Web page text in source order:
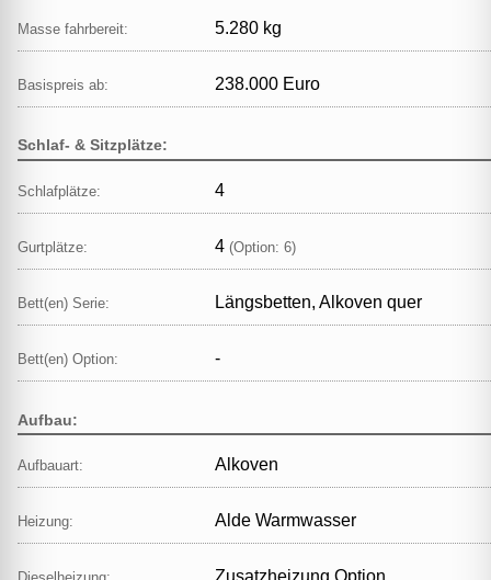
Masse fahrbereit: 5.280 kg
Basispreis ab: 238.000 Euro
Schlaf- & Sitzplätze:
Schlafplätze: 4
Gurtplätze: 4 (Option: 6)
Bett(en) Serie: Längsbetten, Alkoven quer
Bett(en) Option: -
Aufbau:
Aufbauart: Alkoven
Heizung: Alde Warmwasser
Zusatzheizung Option